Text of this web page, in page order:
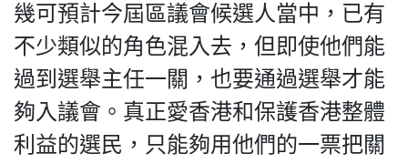
幾可預計今屆區議會候選人當中，已有
不少類似的角色混入去，但即使他們能
過到選舉主任一關，也要通過選舉才能
夠入議會。真正愛香港和保護香港整體
利益的選民，只能夠用他們的一票把關